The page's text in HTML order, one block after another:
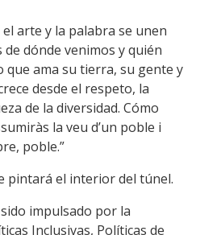
arte y la palabra se unen
dónde venimos y quién
que ama su tierra, su gente y
desde el respeto, la
de la diversidad. Cómo
la veu d’un poble i
poble.”
pintará el interior del túnel.
impulsado por la
Inclusivas, Políticas de